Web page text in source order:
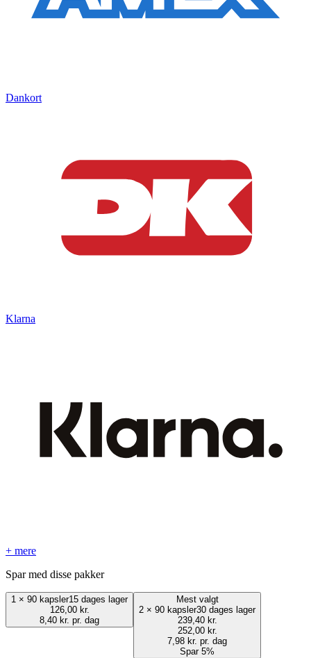
Dankort
Klarna
+ mere
Spar med disse pakker
1 × 90 kapsler15 dages lager
126,00 kr.
8,40 kr. pr. dag
Mest valgt
2 × 90 kapsler30 dages lager
239,40 kr.
252,00 kr.
7,98 kr. pr. dag
Spar 5%